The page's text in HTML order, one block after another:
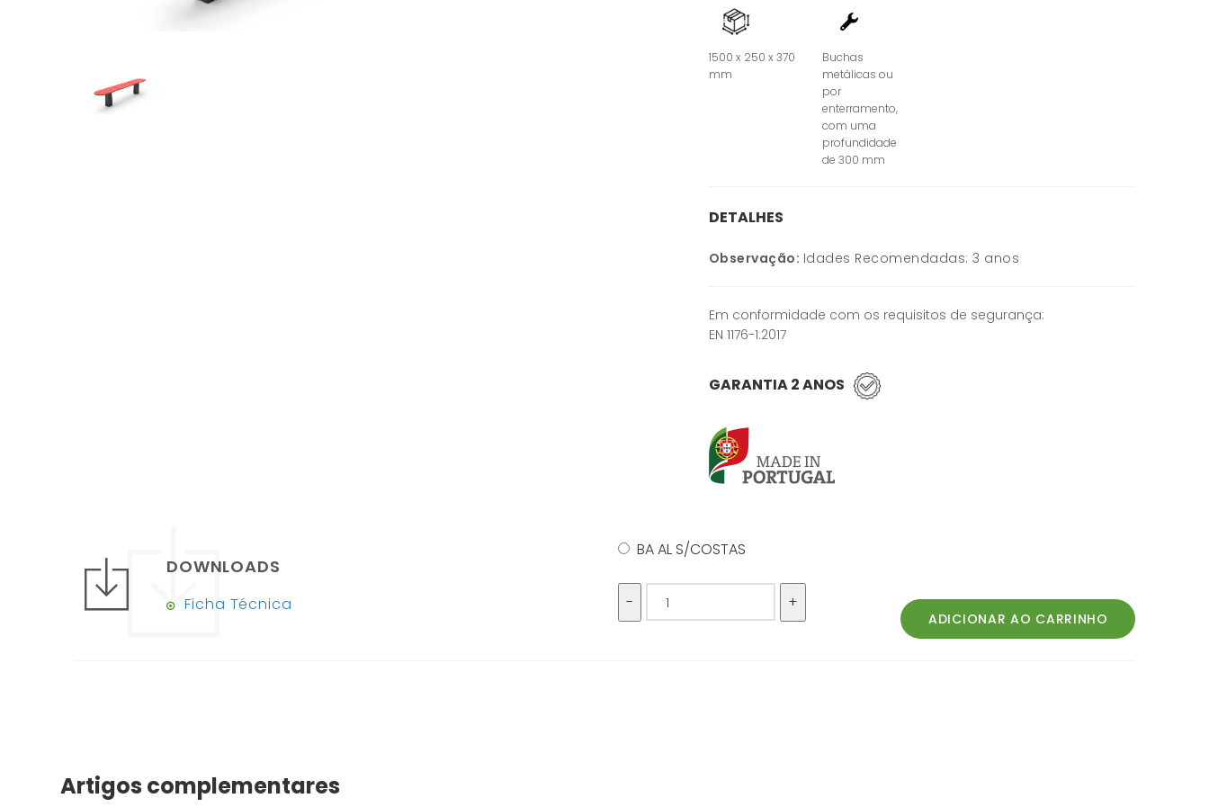
1500 x 250 x 370
mm
Buchas
metálicas ou
por
enterramento,
com uma
profundidade
de 300 mm
DETALHES
Observação: Idades Recomendadas: 3 anos
Em conformidade com os requisitos de segurança:
EN 1176-1:2017
GARANTIA 2 ANOS
DOWNLOADS
Ficha Técnica
BA AL S/COSTAS
Artigos complementares